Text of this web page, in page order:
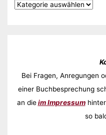
Bei Fragen, Anregungen
einer Buchbesprechung
an die im Impressum
so